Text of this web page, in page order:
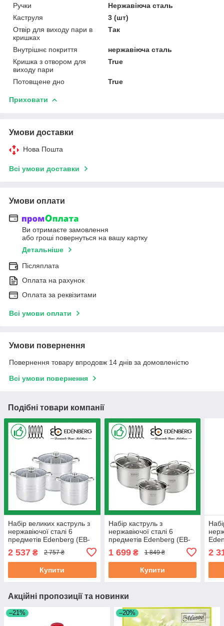
Ручки
Нержавіюча сталь
Каструля
3 (шт)
Отвір для виходу пари в
кришках
Так
Внутрішнє покриття
нержавіюча сталь
Кришка з отвором для
виходу пари
True
Потовщене дно True
Приховати
Умови доставки
Нова Пошта
Всі умови доставки
Умови оплати
Ви отримаєте замовлення
або гроші повернуться на вашу картку
Детальніше
Післяплата
Оплата на рахунок
Оплата за реквізитами
Всі умови оплати
Умови повернення
Повернення товару впродовж 14 днів за домовленістю
Всі умови повернення
Подібні товари компанії
Набір великих каструль з
нержавіючої сталі 6
предметів Edenberg (EB-
2 537 ₴ 2 757 ₴
Купити
Набір каструль з
нержавіючої сталі 6
предметів Edenberg (EB-
1 699₴ 1 849 ₴
Купити
2
Акційні пропозиції та новинки
–21% –20%